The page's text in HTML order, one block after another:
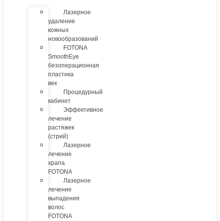
Лазерное
удаление
кожных
новообразований
FOTONA
SmoothEye
безоперационная
пластика
век
Процедурный
кабинет
Эффективное
лечение
растяжек
(стрий)
Лазерное
лечение
храпа
FOTONA
Лазерное
лечение
выпадения
волос
FOTONA